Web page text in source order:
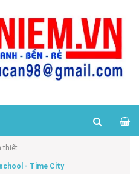
thiết
- Time City